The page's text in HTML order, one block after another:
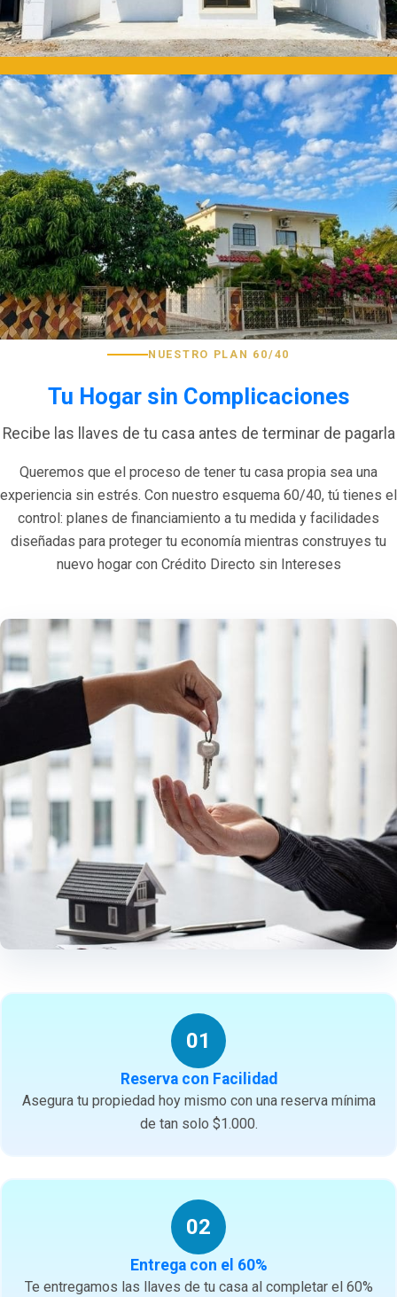
NUESTRO PLAN 60/40
Tu Hogar sin Complicaciones
Recibe las llaves de tu casa antes de terminar de pagarla
Queremos que el proceso de tener tu casa propia sea una
experiencia sin estrés. Con nuestro esquema 60/40, tú tienes el
control: planes de financiamiento a tu medida y facilidades
diseñadas para proteger tu economía mientras construyes tu
nuevo hogar con Crédito Directo sin Intereses
01
Reserva con Facilidad
Asegura tu propiedad hoy mismo con una reserva mínima
de tan solo $1.000.
02
Entrega con el 60%
Te entregamos las llaves de tu casa al completar el 60%